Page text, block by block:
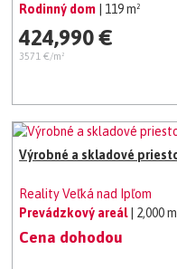
Rodinný dom
| 119 m²
424,990 €
3571 €/m²
Výrobné a skladové
Reality Veľká nad Ipľom
Prevádzkový areál
| 2,000
Cena dohodou